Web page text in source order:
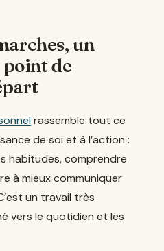
un
point de
rassemble tout ce
de soi et à l’action :
habitudes, comprendre
à mieux communiquer
un travail très
vers le quotidien et les